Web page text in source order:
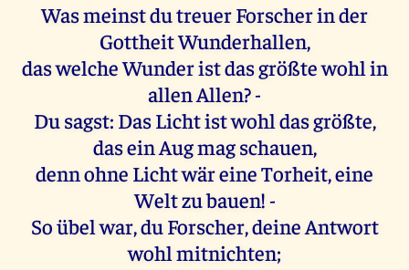
Was meinst du treuer Forscher in der
Gottheit Wunderhallen,
das welche Wunder ist das größte wohl in
allen Allen? -
Du sagst: Das Licht ist wohl das größte,
das ein Aug mag schauen,
denn ohne Licht wär eine Torheit, eine
Welt zu bauen! -
So übel war, du Forscher, deine Antwort
wohl mitnichten;